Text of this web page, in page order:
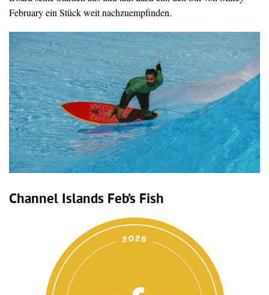
February ein Stück weit nachzuempfinden.
Channel Islands Feb’s Fish